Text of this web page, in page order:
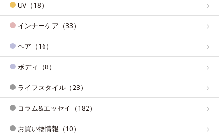
UV（18）
インナーケア（33）
ヘア（16）
ボディ（8）
ライフスタイル（23）
コラム&エッセイ（182）
お買い物情報（10）